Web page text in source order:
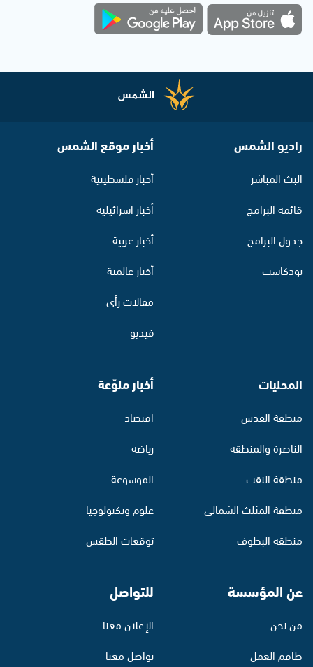
راديو الشمس
البث المباشر
قائمة البرامج
جدول البرامج
بودكاست
أخبار موقع الشمس
أخبار فلسطينية
أخبار اسرائيلية
أخبار عربية
أخبار عالمية
مقالات رأي
فيديو
المحليات
منطقة القدس
الناصرة والمنطقة
منطقة النقب
منطقة المثلث الشمالي
منطقة البطوف
أخبار منوّعة
اقتصاد
رياضة
الموسوعة
علوم وتكنولوجيا
توقعات الطقس
عن المؤسسة
من نحن
طاقم العمل
للتواصل
الإعلان معنا
تواصل معنا